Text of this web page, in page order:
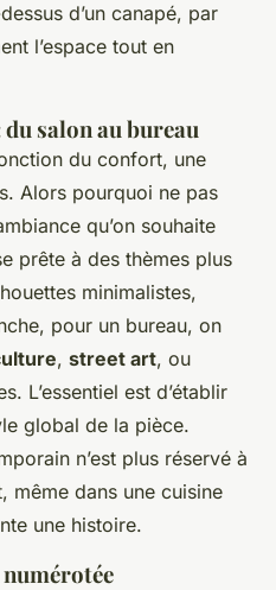
d’un canapé, par
l’espace tout en
salon au bureau
du confort, une
Alors pourquoi ne pas
qu’on souhaite
prête à des thèmes plus
minimalistes,
pour un bureau, on
, street art, ou
L’essentiel est d’établir
global de la pièce.
n’est plus réservé à
même dans une cuisine
une histoire.